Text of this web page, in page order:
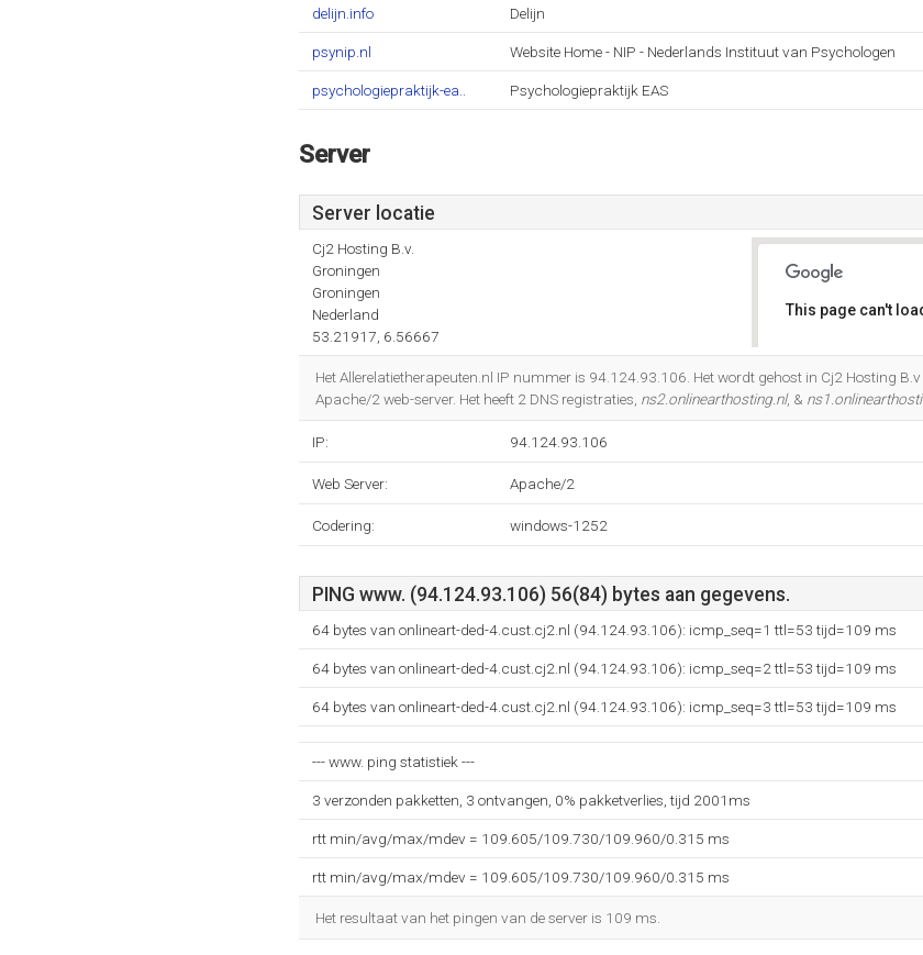
delijn.info Delijn
psynip.nl Website Home - NIP - Nederlands Instituut van Psychologen
psychologiepraktijk-ea.. Psychologiepraktijk EAS
Server
Server locatie
Cj2 Hosting B.v.
Groningen
Groningen
Nederland
53.21917, 6.56667
This page can't
Het Allerelatietherapeuten.nl IP nummer is 94.124.93.106. Het wordt gehost in Cj2 Hosting
Apache/2 web-server. Het heeft 2 DNS registraties, ns2.onlinearthosting.nl, &
IP: 94.124.93.106
Web Server: Apache/2
Codering: windows-1252
PING www. (94.124.93.106) 56(84) bytes aan gegevens.
64 bytes van onlineart-ded-4.cust.cj2.nl (94.124.93.106): icmp_seq=1 ttl=53 tijd=109 ms
64 bytes van onlineart-ded-4.cust.cj2.nl (94.124.93.106): icmp_seq=2 ttl=53 tijd=109 ms
64 bytes van onlineart-ded-4.cust.cj2.nl (94.124.93.106): icmp_seq=3 ttl=53 tijd=109 ms
--- www. ping statistiek ---
3 verzonden pakketten, 3 ontvangen, 0% pakketverlies, tijd 2001ms
rtt min/avg/max/mdev = 109.605/109.730/109.960/0.315 ms
rtt min/avg/max/mdev = 109.605/109.730/109.960/0.315 ms
Het resultaat van het pingen van de server is 109 ms.